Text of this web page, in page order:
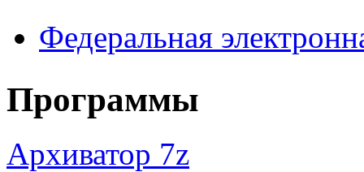
Федеральная
Программы
Архиватор 7z